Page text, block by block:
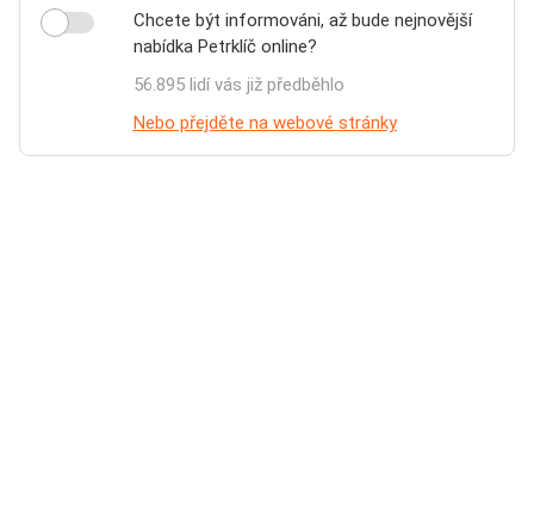
Chcete být informováni, až bude nejnovější
nabídka Petrklíč online?
56.895 lidí vás již předběhlo
Nebo přejděte na webové stránky